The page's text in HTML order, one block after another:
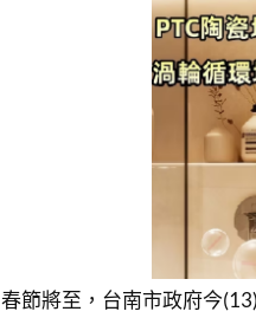
春節將至，台南市政府今